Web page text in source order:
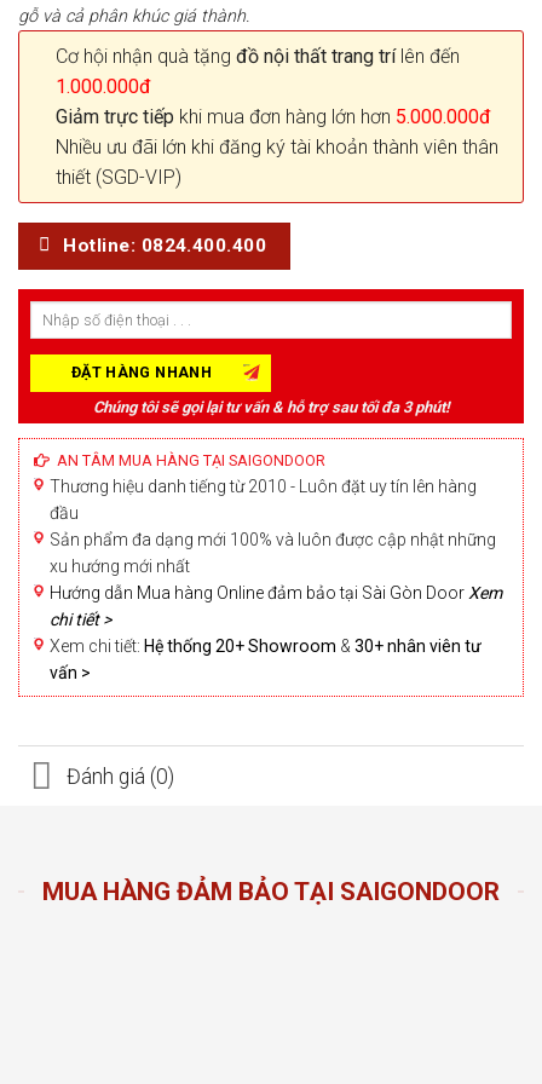
gỗ và cả phân khúc giá thành.
Cơ hội nhận quà tặng đồ nội thất trang trílên đến
1.000.000đ
Giảm trực tiếp khi mua đơn hàng lớn hơn 5.000.000đ
Nhiều ưu đãi lớn khi đăng ký tài khoản thành viên thân
thiết (SGD-VIP)
Hotline: 0824.400.400
Chúng tôi sẽ gọi lại tư vấn & hỗ trợ sau tối đa 3 phút!
AN TÂM MUA HÀNG TẠI SAIGONDOOR
Thương hiệu danh tiếng từ 2010 - Luôn đặt uy tín lên hàng
đầu
Sản phẩm đa dạng mới 100% và luôn được cập nhật những
xu hướng mới nhất
Hướng dẫn Mua hàng Online đảm bảo tại Sài Gòn Door Xem
chi tiết >
Xem chi tiết: Hệ thống 20+ Showroom & 30+ nhân viên tư
vấn >
Đánh giá (0)
MUA HÀNG ĐẢM BẢO TẠI SAIGONDOOR